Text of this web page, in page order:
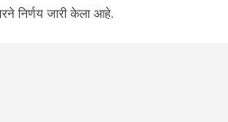
निर्णय जारी केला आहे.